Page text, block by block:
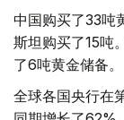
中国购买了33吨
斯坦购买了15吨
了6吨黄金储备。
全球各国央行在